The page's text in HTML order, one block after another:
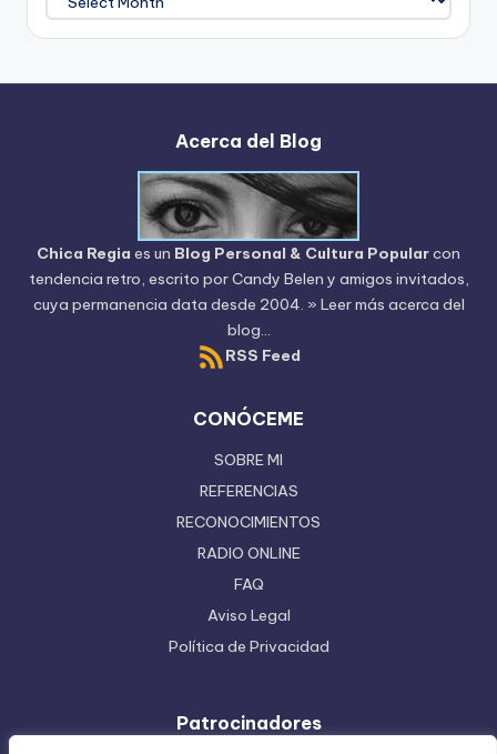
del
Blog
Acerca del Blog
Chica Regia es un Blog Personal & Cultura Popularcon
tendencia retro, escrito porCandy Belen y amigos invitados,
cuya permanencia data desde 2004. » Leer más acerca del
blog...
RSS Feed
CONÓCEME
SOBRE MI
REFERENCIAS
RECONOCIMIENTOS
RADIO ONLINE
FAQ
Aviso Legal
Política de Privacidad
Patrocinadores